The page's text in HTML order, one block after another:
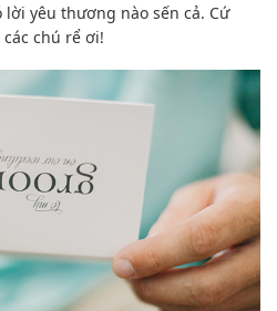
yêu thương nào sến cả. Cứ
chú rể ơi!